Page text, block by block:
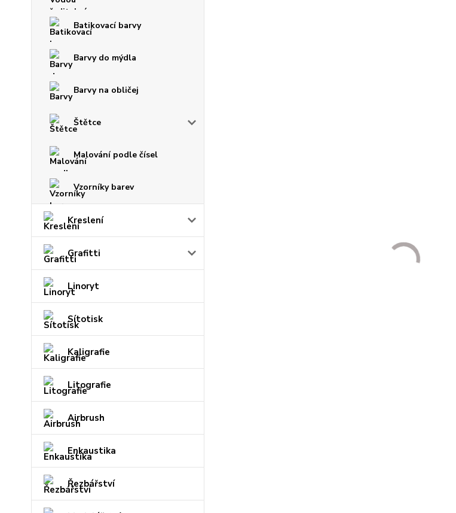
Batikovací barvy
Barvy do mýdla
Barvy na obličej
Štětce
Malování podle čísel
Vzorníky barev
Kreslení
Grafitti
Linoryt
Sítotisk
Kaligrafie
Litografie
Airbrush
Enkaustika
Řezbářství